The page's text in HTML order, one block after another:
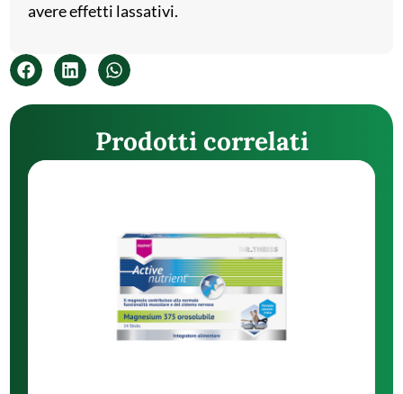
avere effetti lassativi.
Prodotti correlati